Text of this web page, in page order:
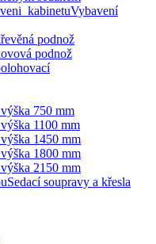
Vybavení
podnož
podnož
750 mm
1100 mm
1450 mm
1800 mm
2150 mm
Sedací soupravy a křesla